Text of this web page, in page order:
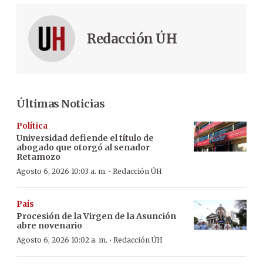
Redacción ÚH
Últimas Noticias
Política
Universidad defiende el título de
abogado que otorgó al senador
Retamozo
Agosto 6, 2026 10:03 a. m. · Redacción ÚH
País
Procesión de la Virgen de la Asunción
abre novenario
Agosto 6, 2026 10:02 a. m. · Redacción ÚH